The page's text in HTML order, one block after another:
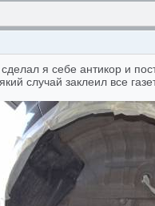
я себе антикор и
случай заклеил все